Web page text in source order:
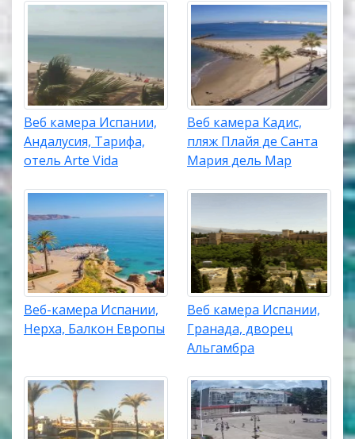
Веб камера Испании,
Андалусия, Тарифа,
отель Arte Vida
Веб камера Кадис,
пляж Плайя де Санта
Мария дель Мар
Веб-камера Испании,
Нерха, Балкон Европы
Веб камера Испании,
Гранада, дворец
Альгамбра